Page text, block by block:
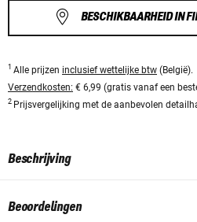
BESCHIKBAARHEID IN
1 Alle prijzen inclusief wettelijke btw (België).
Verzendkosten: € 6,99 (gratis vanaf een
2 Prijsvergelijking met de aanbevolen
Beschrijving
Beoordelingen